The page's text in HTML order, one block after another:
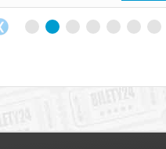
Kiedy demony odkrywają jej